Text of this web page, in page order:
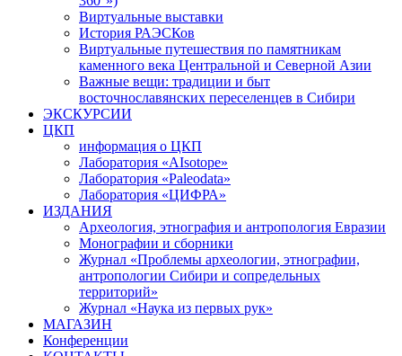
Виртуальные выставки
История РАЭСКов
Виртуальные путешествия по памятникам
каменного века Центральной и Северной Азии
Важные вещи: традиции и быт
восточнославянских переселенцев в Сибири
ЭКСКУРСИИ
ЦКП
информация о ЦКП
Лаборатория «AIsotope»
Лаборатория «Paleodata»
Лаборатория «ЦИФРА»
ИЗДАНИЯ
Археология, этнография и антропология Евразии
Монографии и сборники
Журнал «Проблемы археологии, этнографии,
антропологии Сибири и сопредельных
территорий»
Журнал «Наука из первых рук»
МАГАЗИН
Конференции